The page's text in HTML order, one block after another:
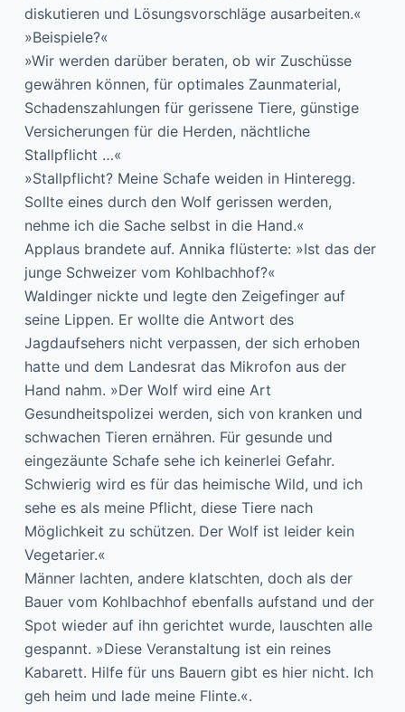
diskutieren und Lösungsvorschläge ausarbeiten.«
»Beispiele?«
»Wir werden darüber beraten, ob wir Zuschüsse
gewähren können, für optimales Zaunmaterial,
Schadenszahlungen für gerissene Tiere, günstige
Versicherungen für die Herden, nächtliche
Stallpflicht …«
»Stallpflicht? Meine Schafe weiden in Hinteregg.
Sollte eines durch den Wolf gerissen werden,
nehme ich die Sache selbst in die Hand.«
Applaus brandete auf. Annika flüsterte: »Ist das der
junge Schweizer vom Kohlbachhof?«
Waldinger nickte und legte den Zeigefinger auf
seine Lippen. Er wollte die Antwort des
Jagdaufsehers nicht verpassen, der sich erhoben
hatte und dem Landesrat das Mikrofon aus der
Hand nahm. »Der Wolf wird eine Art
Gesundheitspolizei werden, sich von kranken und
schwachen Tieren ernähren. Für gesunde und
eingezäunte Schafe sehe ich keinerlei Gefahr.
Schwierig wird es für das heimische Wild, und ich
sehe es als meine Pflicht, diese Tiere nach
Möglichkeit zu schützen. Der Wolf ist leider kein
Vegetarier.«
Männer lachten, andere klatschten, doch als der
Bauer vom Kohlbachhof ebenfalls aufstand und der
Spot wieder auf ihn gerichtet wurde, lauschten alle
gespannt. »Diese Veranstaltung ist ein reines
Kabarett. Hilfe für uns Bauern gibt es hier nicht. Ich
geh heim und lade meine Flinte.«.